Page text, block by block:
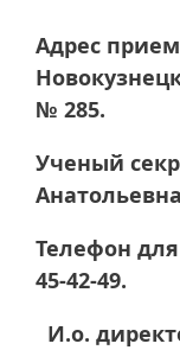
Адрес
№ 285.
Ученый
Анатольевна
Телефон для
45-42-49.
И.о.